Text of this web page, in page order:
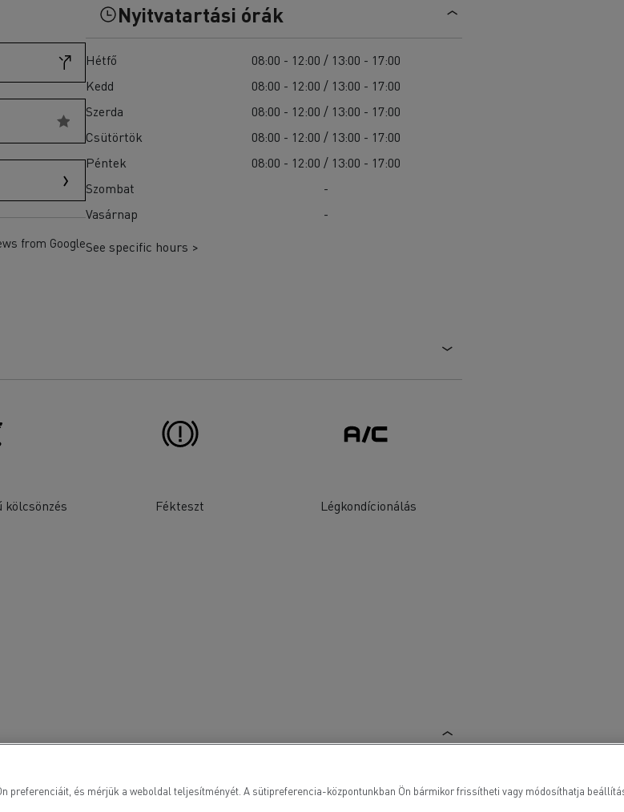
Hulladékszállítás
Az Ön szállításaihoz
akkumulátorainak?
Feldschlösschen - Carlsberg
Guerlain
Port
a rendelkezésre álló teherautókat a
teherautók weboldalán
from Google
Nyitvatartási órák
Hétfő
08:00 - 12:00 / 13:00 - 17:00
Kedd
08:00 - 12:00 / 13:00 - 17:00
Szerda
08:00 - 12:00 / 13:00 - 17:00
Csütörtök
08:00 - 12:00 / 13:00 - 17:00
Péntek
08:00 - 12:00 / 13:00 - 17:00
Szombat
-
Vasárnap
-
See specific hours >
kölcsönzés Fékteszt Légkondícionálás
preferenciáit, és mérjük a weboldal teljesítményét. A sütipreferencia-központunkban Ön bármikor frissítheti vagy módosíthatja